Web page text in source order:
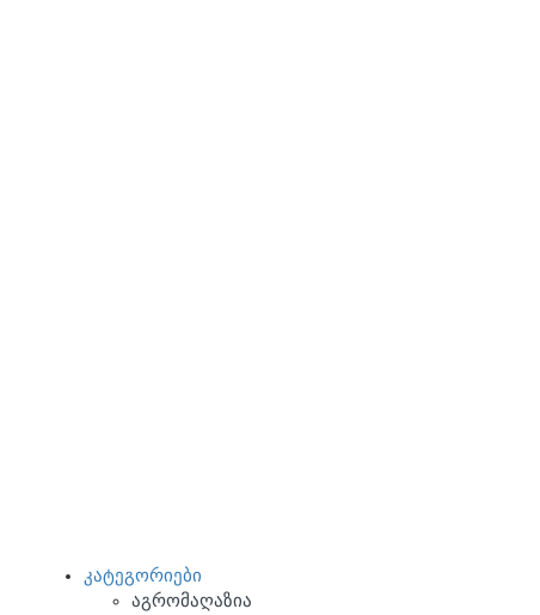
კატეგორიები
აგრომაღაზია